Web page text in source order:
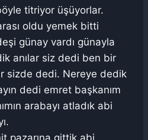
titriyor üşüyorlar.
oldu yemek bitti
günay vardı günayla
anılar siz dedi ben bir
sizde dedi. Nereye dedik
dedi emret başkanım
arabayı atladık abi